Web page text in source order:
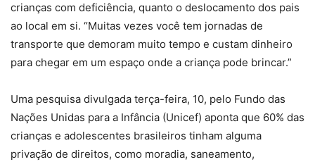
crianças com deficiência, quanto o deslocamento dos pais
ao local em si. “Muitas vezes você tem jornadas de
transporte que demoram muito tempo e custam dinheiro
para chegar em um espaço onde a criança pode brincar.”
Uma pesquisa divulgada terça-feira, 10, pelo Fundo das
Nações Unidas para a Infância (Unicef) aponta que 60% das
crianças e adolescentes brasileiros tinham alguma
privação de direitos, como moradia, saneamento,